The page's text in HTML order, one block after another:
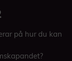
på hur du kan